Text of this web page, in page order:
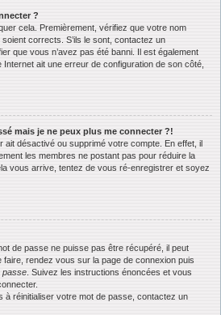
?
cela. Premièrement, vérifiez que votre nom
corrects. S’ils le sont, contactez un
que vous n’avez pas été banni. Il est également
ait une erreur de configuration de son côté,
mais je ne peux plus me connecter ?!
ait désactivé ou supprimé votre compte. En effet, il
les membres ne postant pas pour réduire la
vous arrive, tentez de vous ré-enregistrer et soyez
de passe ne puisse pas être récupéré, il peut
faire, rendez vous sur la page de connexion puis
passe . Suivez les instructions énoncées et vous
à réinitialiser votre mot de passe, contactez un